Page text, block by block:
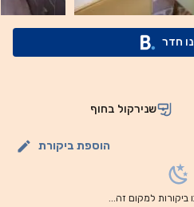
חדר
שנירקול בחוף
הוספת ביקורת
ביקורות למקום זה...